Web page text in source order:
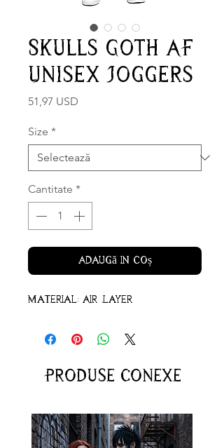
Skulls Goth AF
Unisex Joggers
51,97 USD
Size *
Cantitate *
Adaugă în coș
Material: Air Layer
Produse conexe